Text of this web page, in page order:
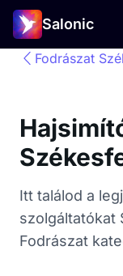
Salonic
Fodrászat
Itt találod a
szolgáltatókat
Fodrászat